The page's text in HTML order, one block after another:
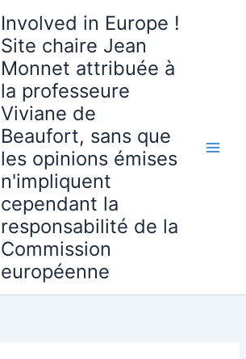
Involved in Europe !
Site chaire Jean
Monnet attribuée à
la professeure
Viviane de
Beaufort, sans que
les opinions émises
n'impliquent
cependant la
responsabilité de la
Commission
européenne